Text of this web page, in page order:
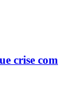
crise com